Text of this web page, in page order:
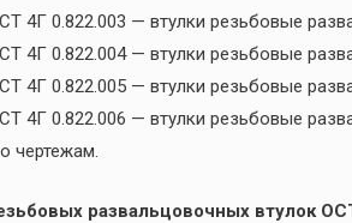
4Г 0.822.003 — втулки резьбовые
4Г 0.822.004 — втулки резьбовые
4Г 0.822.005 — втулки резьбовые
4Г 0.822.006 — втулки резьбовые
чертежам.
развальцовочных втулок